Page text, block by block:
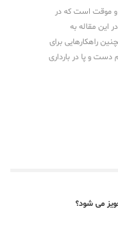
و موقت است که در
این مقاله به
راهکارهایی برای
و پا در بارداری
می شود؟